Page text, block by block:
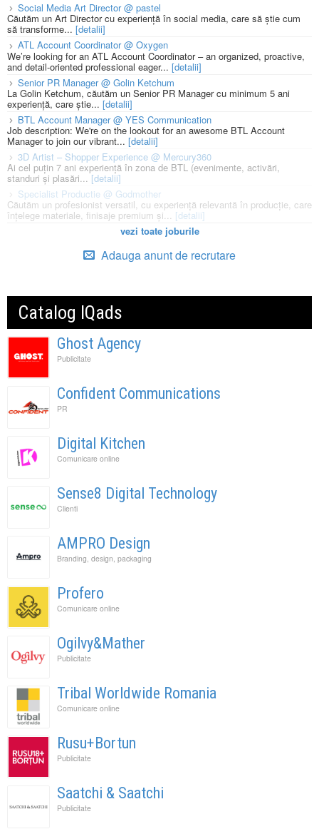
Social Media Art Director @ pastel
Căutăm un Art Director cu experiență în social media, care să știe cum
să transforme... [detalii]
ATL Account Coordinator @ Oxygen
We’re looking for an ATL Account Coordinator – an organized, proactive,
and detail-oriented professional eager... [detalii]
Senior PR Manager @ Golin Ketchum
La Golin Ketchum, căutăm un Senior PR Manager cu minimum 5 ani
experiență, care știe... [detalii]
BTL Account Manager @ YES Communication
Job description: We're on the lookout for an awesome BTL Account
Manager to join our vibrant... [detalii]
3D Artist – Shopper Experience @ Mercury360
Ai cel puțin 7 ani experiență în zona de BTL (evenimente, activări,
standuri și plasări...[detalii]
Specialist Productie @ Godmother
Căutăm un profesionist versatil, cu experiență relevantă în producție, care
înțelege materiale, finisaje premium și... [detalii]
vezi toate joburile
Adauga anunt de recrutare
Catalog IQads
Ghost Agency
Publicitate
Confident Communications
PR
Digital Kitchen
Comunicare online
Sense8 Digital Technology
Clienti
AMPRO Design
Branding, design, packaging
Profero
Comunicare online
Ogilvy&Mather
Publicitate
Tribal Worldwide Romania
Comunicare online
Rusu+Bortun
Publicitate
Saatchi & Saatchi
Publicitate